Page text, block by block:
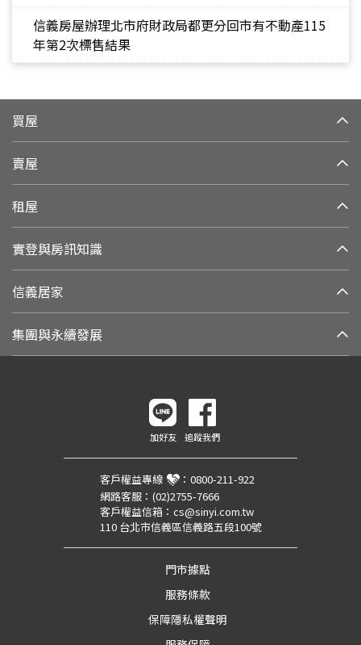
信義房屋辦理北市府財政局都更分回市有不動產115
年第2次標售結果
買屋
賣屋
租屋
實登與房訊知識
信義居家
集團與永續發展
加好友 追蹤我們
客戶權益專線 ： 0800-211-922
網路客服： (02)2755-7666
客戶權益信箱： cs@sinyi.com.tw
110 台北市信義區信義路五段100號
門市據點
服務條款
保障隱私權聲明